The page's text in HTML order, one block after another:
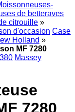
de betteraves
citrouille »
d'occasion Case
Holland »
MF 7280
Massey
7280